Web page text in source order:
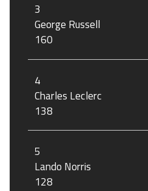
3
George Russell
160
4
Charles Leclerc
138
5
Lando Norris
128